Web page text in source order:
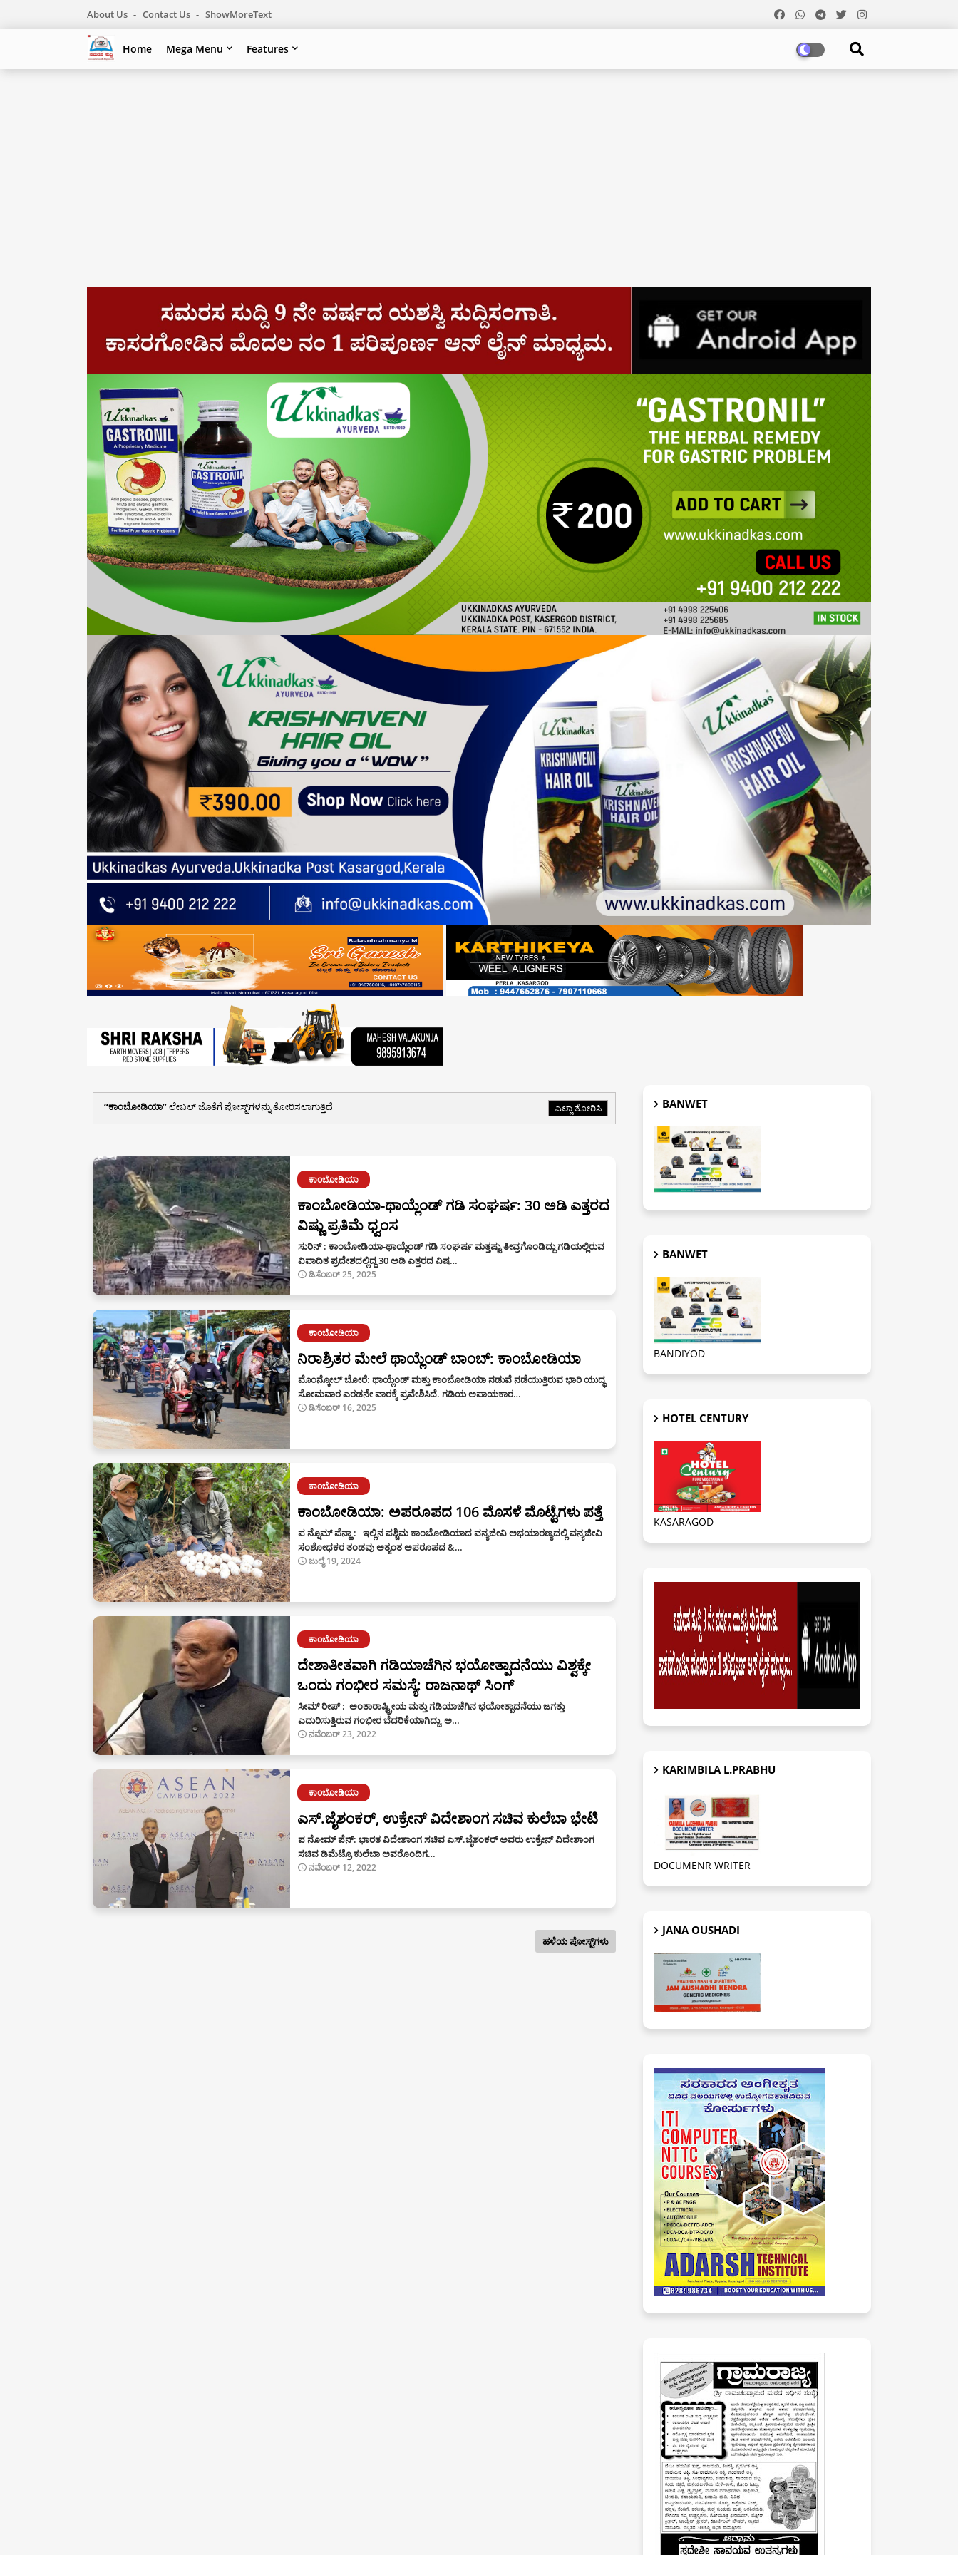
About Us Contact Us ShowMoreText
Home Mega Menu Features
ಕಾಂಬೋಡಿಯಾ ಲೇಬಲ್ ಜೊತೆಗೆ ಪೋಸ್ಟ್‌ಗಳನ್ನು ತೋರಿಸಲಾಗುತ್ತಿದೆ ಎಲ್ಲಾ ತೋರಿಸಿ
ಕಾಂಬೋಡಿಯಾ
ಕಾಂಬೋಡಿಯಾ-ಥಾಯ್ಲೆಂಡ್ ಗಡಿ ಸಂಘರ್ಷ: 30 ಅಡಿ ಎತ್ತರದ
ವಿಷ್ಣು ಪ್ರತಿಮೆ ಧ್ವಂಸ
ಸುರಿನ್‌ : ಕಾಂಬೋಡಿಯಾ-ಥಾಯ್ಲೆಂಡ್ ಗಡಿ ಸಂಘರ್ಷ ಮತ್ತಷ್ಟು ತೀವ್ರಗೊಂಡಿದ್ದು ಗಡಿಯಲ್ಲಿರುವ
ವಿವಾದಿತ ಪ್ರದೇಶದಲ್ಲಿದ್ದ 30 ಅಡಿ ಎತ್ತರದ ವಿಷ…
ಡಿಸೆಂಬರ್ 25, 2025
ಕಾಂಬೋಡಿಯಾ
ನಿರಾಶ್ರಿತರ ಮೇಲೆ ಥಾಯ್ಲೆಂಡ್ ಬಾಂಬ್: ಕಾಂಬೋಡಿಯಾ
ಮೊಂನ್ಕೋಲ್ ಬೋರೆ: ಥಾಯ್ಲೆಂಡ್ ಮತ್ತು ಕಾಂಬೋಡಿಯಾ ನಡುವೆ ನಡೆಯುತ್ತಿರುವ ಭಾರಿ ಯುದ್ಧ
ಸೋಮವಾರ ಎರಡನೇ ವಾರಕ್ಕೆ ಪ್ರವೇಶಿಸಿದೆ. ಗಡಿಯ ಅಪಾಯಕಾರ…
ಡಿಸೆಂಬರ್ 16, 2025
ಕಾಂಬೋಡಿಯಾ
ಕಾಂಬೋಡಿಯಾ: ಅಪರೂಪದ 106 ಮೊಸಳೆ ಮೊಟ್ಟೆಗಳು ಪತ್ತೆ
ಪ ನ್ನೊಮ್‌ ಪೆನ್ಹಾ : ಇಲ್ಲಿನ ಪಶ್ಚಿಮ ಕಾಂಬೋಡಿಯಾದ ವನ್ಯಜೀವಿ ಅಭಯಾರಣ್ಯದಲ್ಲಿ ವನ್ಯಜೀವಿ
ಸಂಶೋಧಕರ ತಂಡವು ಅತ್ಯಂತ ಅಪರೂಪದ &…
ಜುಲೈ 19, 2024
ಕಾಂಬೋಡಿಯಾ
ದೇಶಾತೀತವಾಗಿ ಗಡಿಯಾಚೆಗಿನ ಭಯೋತ್ಪಾದನೆಯು ವಿಶ್ವಕ್ಕೇ
ಒಂದು ಗಂಭೀರ ಸಮಸ್ಯೆ: ರಾಜನಾಥ್ ಸಿಂಗ್
ಸೀಮ್ ರೀಪ್ : ಅಂತಾರಾಷ್ಟ್ರೀಯ ಮತ್ತು ಗಡಿಯಾಚೆಗಿನ ಭಯೋತ್ಪಾದನೆಯು ಜಗತ್ತು
ಎದುರಿಸುತ್ತಿರುವ ಗಂಭೀರ ಬೆದರಿಕೆಯಾಗಿದ್ದು, ಅ…
ನವೆಂಬರ್ 23, 2022
ಕಾಂಬೋಡಿಯಾ
ಎಸ್‌.ಜೈಶಂಕರ್‌, ಉಕ್ರೇನ್‌ ವಿದೇಶಾಂಗ ಸಚಿವ ಕುಲೆಬಾ ಭೇಟಿ
ಪ ನೋಮ್‌ ಪೆನ್‌: ಭಾರತ ವಿದೇಶಾಂಗ ಸಚಿವ ಎಸ್‌.ಜೈಶಂಕರ್‌ ಅವರು ಉಕ್ರೇನ್‌ ವಿದೇಶಾಂಗ
ಸಚಿವ ಡಿಮೆಟ್ರೊ ಕುಲೆಬಾ ಅವರೊಂದಿಗ…
ನವೆಂಬರ್ 12, 2022
ಹಳೆಯ ಪೋಸ್ಟ್‌ಗಳು
BANWET
BANWET
BANDIYOD
HOTEL CENTURY
KASARAGOD
KARIMBILA L.PRABHU
DOCUMENR WRITER
JANA OUSHADI